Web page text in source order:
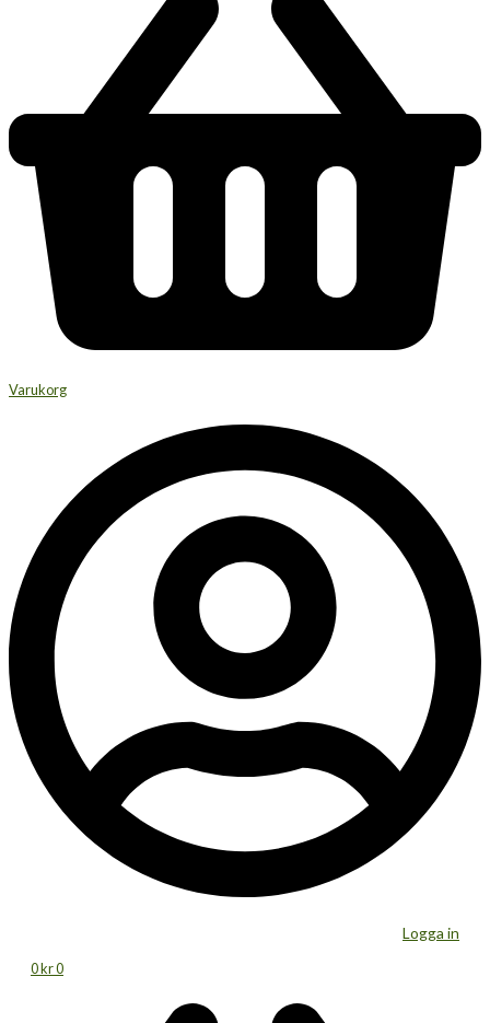
Varukorg
Logga in
0kr0